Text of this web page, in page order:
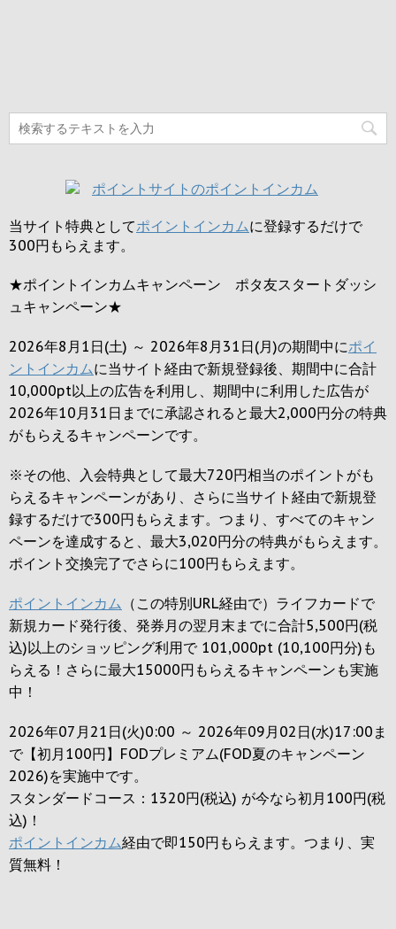
当サイト特典としてポイントインカムに登録するだけで
300円 もらえます。
★ポイントインカムキャンペーン ポタ友スタートダッシ
ュキャンペーン★
2026年8月1日(土) ～ 2026年8月31日(月)の期間中にポイ
ントインカムに当サイト経由で新規登録後、期間中に合計
10,000pt以上の広告を利用し、期間中に利用した広告が
2026年10月31日までに承認されると最大2,000円分の特典
がもらえるキャンペーンです。
※その他、入会特典として最大720円相当のポイントがも
らえるキャンペーンがあり、さらに当サイト経由で新規登
録するだけで300円 もらえます。つまり、すべてのキャン
ペーンを達成すると、最大3,020円分の特典がもらえます。
ポイント交換完了でさらに100円 もらえます。
ポイントインカム （この特別URL経由で）ライフカードで
新規カード発行後、発券月の翌月末までに合計5,500円(税
込)以上のショッピング利用で 101,000pt (10,100円分)も
らえる！さらに最大15000円もらえるキャンペーンも実施
中！
2026年07月21日(火)0:00 ～ 2026年09月02日(水)17:00ま
で【初月100円】FODプレミアム(FOD夏のキャンペーン
2026)を実施中です。
スタンダードコース：1320円(税込) が今なら初月100円(税
込)！
ポイントインカム経由で即150円もらえます。つまり、実
質無料！